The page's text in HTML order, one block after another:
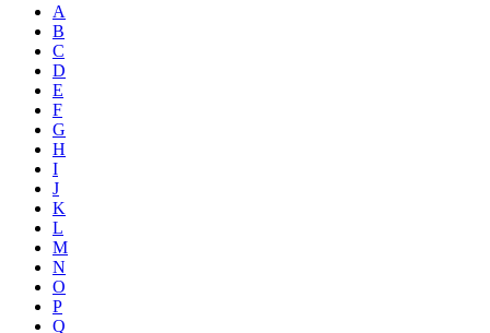
A
B
C
D
E
F
G
H
I
J
K
L
M
N
O
P
Q